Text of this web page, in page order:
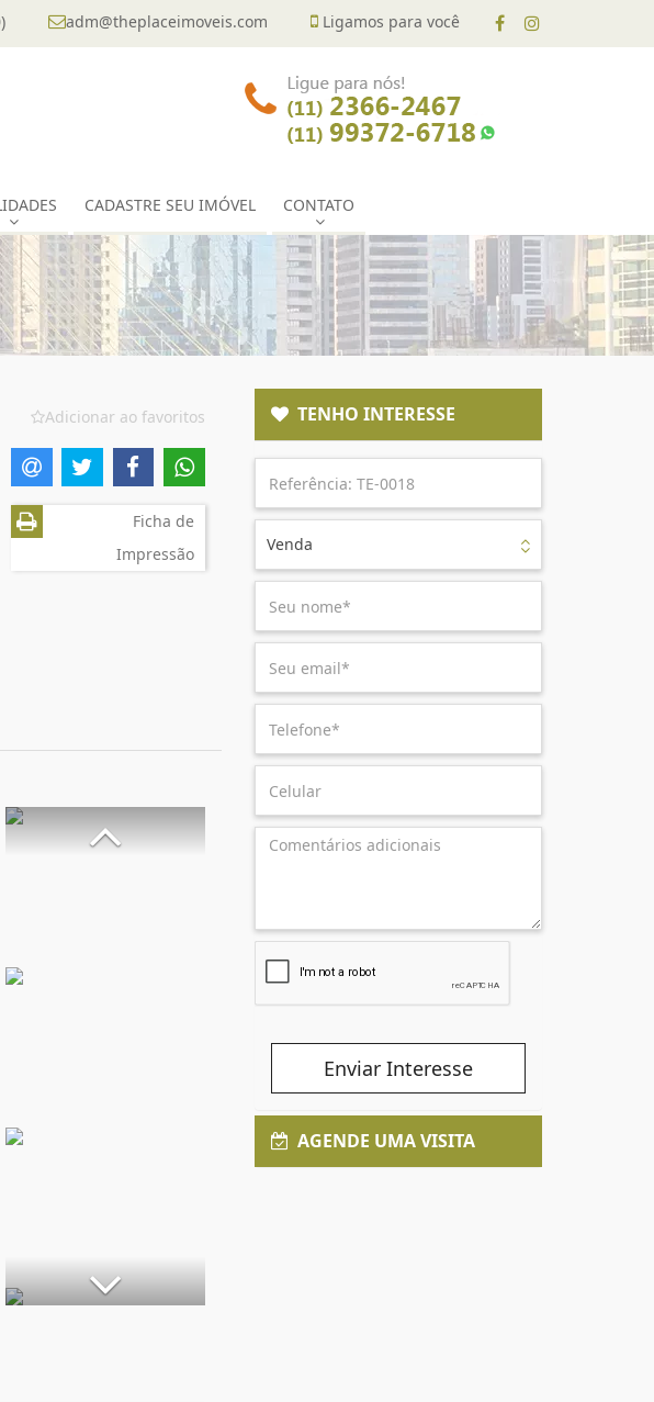
Ligamos para você
adm@theplaceimoveis.com
)
CADASTRE SEU IMÓVEL CONTATO
Adicionar ao favoritos
Ficha de
Impressão
TENHO INTERESSE
Venda
Enviar Interesse
AGENDE UMA VISITA